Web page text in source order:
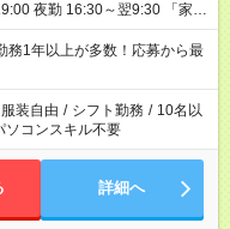
勤 16:30～翌9:30 「家族
って夕飯の準備がしたい」
ど、ご希望を教えてください
合計で週40時間を超える場
務1年以上が多数！応募から最
服装自由 / シフト勤務 / 10名以
ソコンスキル不要
詳細へ